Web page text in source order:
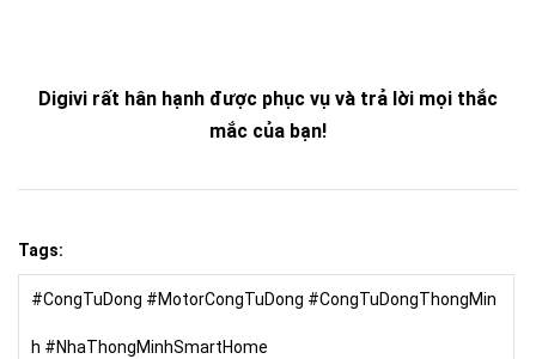
Digivi rất hân hạnh được phục vụ và trả lời mọi thắc
mắc của bạn!
Tags:
#CongTuDong #MotorCongTuDong #CongTuDongThongMin
h #NhaThongMinhSmartHome